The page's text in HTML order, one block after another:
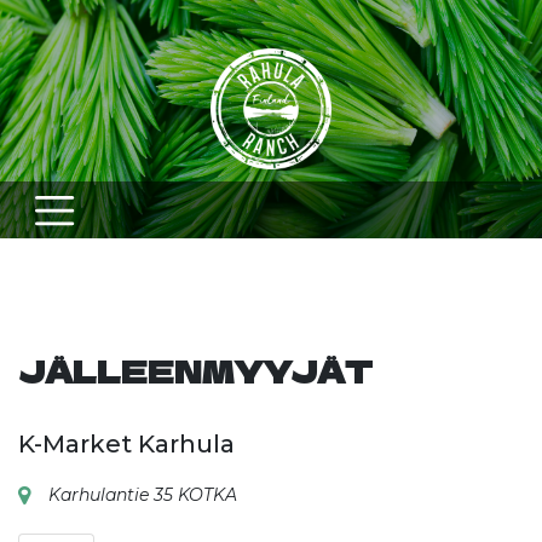
Skip
to
content
JÄLLEENMYYJÄT
K-Market Karhula
Karhulantie 35 KOTKA